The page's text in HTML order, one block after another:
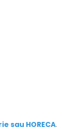
sau HORECA.